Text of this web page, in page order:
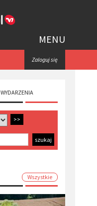
MENU
Zaloguj się
WYDARZENIA
>>
Wszystkie